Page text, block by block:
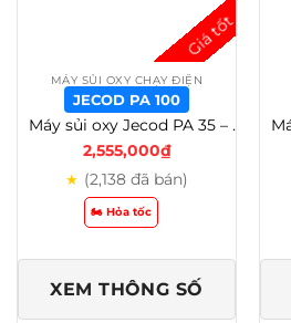
MÁY SỦI OXY CHẠY ĐIỆN
JECOD PA 100
Máy sủi oxy Jecod PA 35 – 45 – 60 – 80 – 100 – 150 – 200 – 250 Cho Hồ Cá Koi Và Thủy Sản – Jecod PA 100
2,555,000₫
★ (2,138 đã bán)
🏍️ Hỏa tốc
XEM THÔNG SỐ